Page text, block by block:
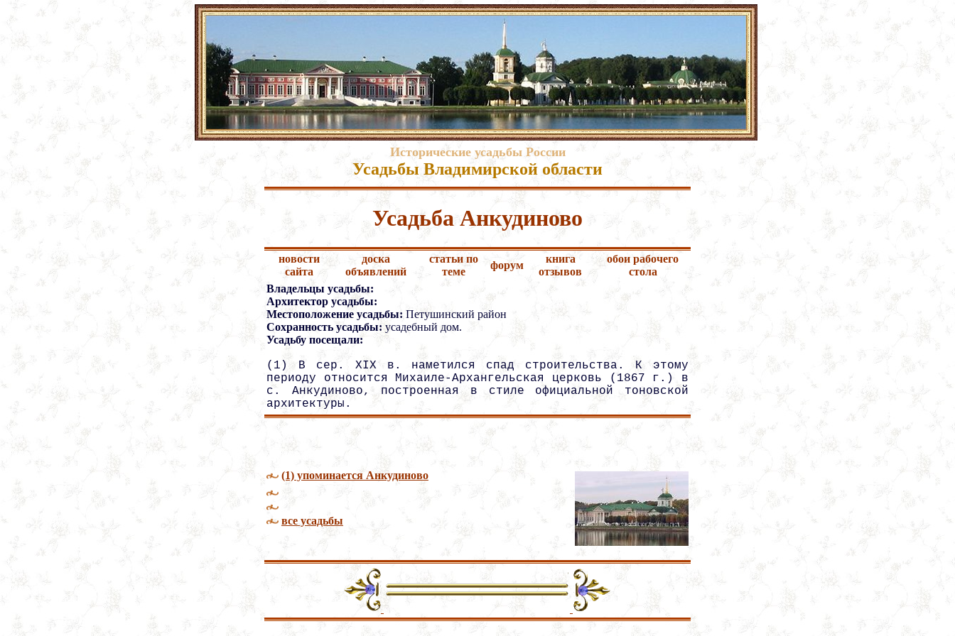
Исторические усадьбы России
Усадьбы Владимирской области
Усадьба Анкудиново
новости
сайта
доска
объявлений
статьи по
теме
форум
книга
отзывов
обои рабочего
стола
Владельцы усадьбы:
Архитектор усадьбы:
Местоположение усадьбы: Петушинский район
Сохранность усадьбы: усадебный дом.
Усадьбу посещали:
(1) В сер. XIX в. наметился спад строительства. К этому
периоду относится Михаиле-Архангельская церковь (1867 г.) в
с. Анкудиново, построенная в стиле официальной тоновской
архитектуры.
(1) упоминается Анкудиново
все усадьбы